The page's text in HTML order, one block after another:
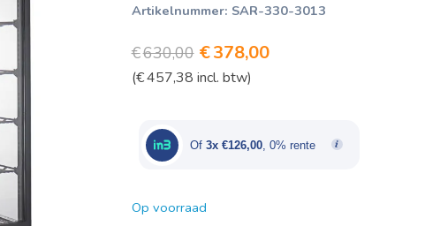
Artikelnummer: SAR-330-3013
€630,00 Oorspronkelijke
prijs
€630,00.
€378,00Huidige
€378,00.
(€457,38 incl. btw)
Of 3x €126,00, 0% rente
Op voorraad